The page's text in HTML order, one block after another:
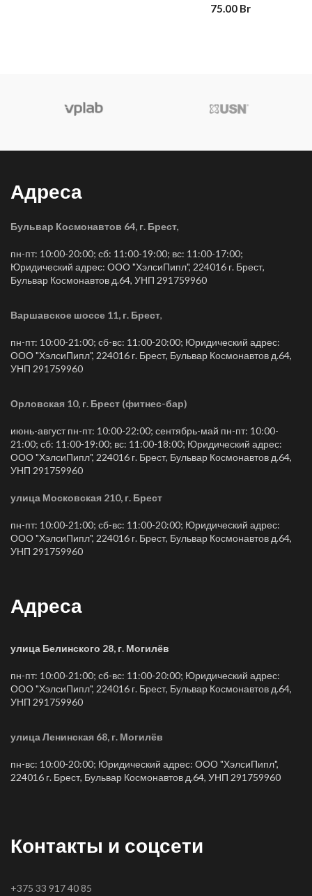
75.00 Br
Адреса
Бульвар Космонавтов 64, г. Брест,
пн-пт: 10:00-20:00; сб: 11:00-19:00; вс: 11:00-17:00;
Юридический адрес: ООО "ХэлсиПипл", 224016 г. Брест,
Бульвар Космонавтов д.64, УНП 291759960
Варшавское шоссе 11, г. Брест,
пн-пт: 10:00-21:00; сб-вс: 11:00-20:00; Юридический адрес:
ООО "ХэлсиПипл", 224016 г. Брест, Бульвар Космонавтов д.64,
УНП 291759960
Орловская 10, г. Брест (фитнес-бар)
июнь-август пн-пт: 10:00-22:00; сентябрь-май пн-пт: 10:00-
21:00; сб: 11:00-19:00; вс: 11:00-18:00; Юридический адрес:
ООО "ХэлсиПипл", 224016 г. Брест, Бульвар Космонавтов д.64,
УНП 291759960
улица Московская 210, г. Брест
пн-пт: 10:00-21:00; сб-вс: 11:00-20:00; Юридический адрес:
ООО "ХэлсиПипл", 224016 г. Брест, Бульвар Космонавтов д.64,
УНП 291759960
Адреса
улица Белинского 28, г. Могилёв
пн-пт: 10:00-21:00; сб-вс: 11:00-20:00; Юридический адрес:
ООО "ХэлсиПипл", 224016 г. Брест, Бульвар Космонавтов д.64,
УНП 291759960
улица Ленинская 68, г. Могилёв
пн-вс: 10:00-20:00; Юридический адрес: ООО "ХэлсиПипл",
224016 г. Брест, Бульвар Космонавтов д.64, УНП 291759960
Контакты и соцсети
+375 33 917 40 85